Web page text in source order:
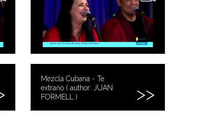
Mezcla Cubana - Te
extraňo ( author: JUAN
FORMELL )